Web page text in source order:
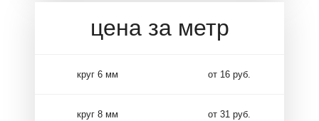
цена за метр
круг 6 мм от 16 руб.
круг 8 мм от 31 руб.